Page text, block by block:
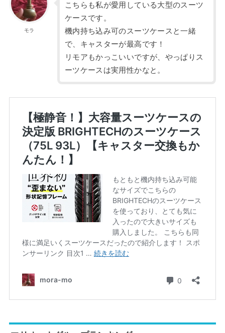
モラ
こちらも私が愛用している大型のスーツ
ケースです。
機内持ち込み可のスーツケースと一緒
で、キャスターが最高です！
リモアもかっこいいですが、やっぱりス
ーツケースは実用性かなと。